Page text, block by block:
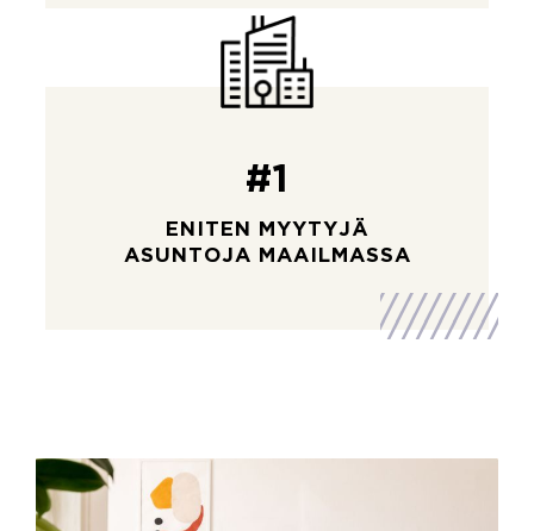
#1
ENITEN MYYTYJÄ
ASUNTOJA MAAILMASSA